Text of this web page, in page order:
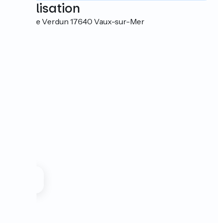
Localisation
53 rue de Verdun 17640 Vaux-sur-Mer